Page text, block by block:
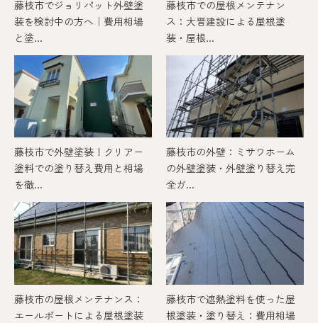
藤枝市でジョリパット外壁塗
装を検討中の方へ｜費用相場
と塗...
藤枝市での屋根メンテナン
ス：大晋建設による屋根塗
装・屋根...
藤枝市で外壁塗装！クリアー
塗料での塗り替え費用と相場
を徹...
藤枝市の外壁：ミサワホーム
の外壁塗装・外壁塗り替え完
全ガ...
藤枝市の屋根メンテナンス：
エールポートによる屋根塗装
藤枝市で遮熱塗料を使った屋
根塗装・塗り替え：費用相場